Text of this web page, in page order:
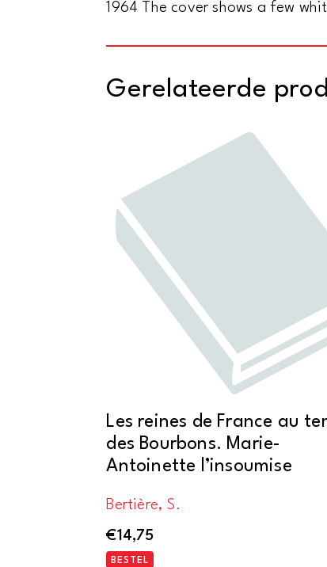
1964 The cover shows a few
Gerelateerde
Les reines de France au
des Bourbons. Marie-
Antoinette l’insoumise
Bertière, S.
€14,75
BESTEL